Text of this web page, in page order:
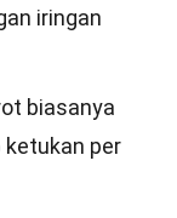
iringan
biasanya
ketukan per